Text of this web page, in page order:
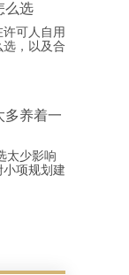
么选
可人自用
，以及合
多养着一
太少影响
项规划建